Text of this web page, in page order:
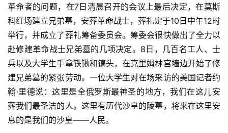
革命者的问题，在7日清晨召开的会议上最后决定，在莫斯
科红场建立兄弟墓，安葬革命战士，葬礼定于10日中午12时
举行，并成立了葬礼筹备委员会。筹委会很快做出了全力以
赴修建革命战士兄弟墓的几项决定。8日，几百名工人、士
兵以及大学生手拿铁锹和镐头，在克里姆林宫墙边开始了修
建兄弟墓的紧张劳动。一位大学生对在场采访的美国记者约
翰·里德说：这里是全俄罗斯最神圣的地方，我们在这儿安
葬我们最圣洁的人。这里有历代沙皇的陵墓，将来在这里安
息的是我们的沙皇——人民。